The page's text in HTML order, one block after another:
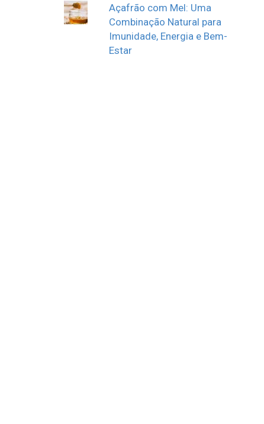
Açafrão com Mel: Uma
Combinação Natural para
Imunidade, Energia e Bem-
Estar